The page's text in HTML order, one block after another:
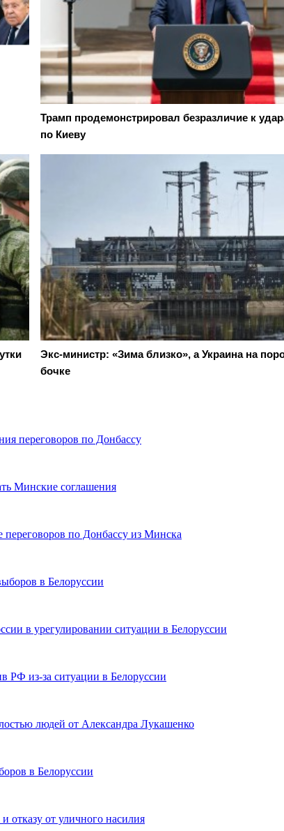
Трамп продемонстрировал безразличие к
по Киеву
Экс-министр: «Зима близко», а Украина на
бочке
переговоров по Донбассу
Минские соглашения
переговоров по Донбассу из Минска
в Белоруссии
в урегулировании ситуации в Белоруссии
РФ из-за ситуации в Белоруссии
людей от Александра Лукашенко
в Белоруссии
отказу от уличного насилия